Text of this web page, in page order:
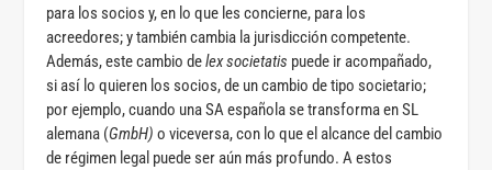
para los socios y, en lo que les concierne, para los
acreedores; y también cambia la jurisdicción competente.
Además, este cambio delex societatis puede ir acompañado,
si así lo quieren los socios, de un cambio de tipo societario;
por ejemplo, cuando una SA española se transforma en SL
alemana (GmbH)o viceversa, con lo que el alcance del cambio
de régimen legal puede ser aún más profundo. A estos